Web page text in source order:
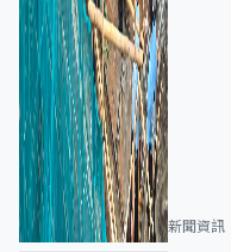
新聞資訊